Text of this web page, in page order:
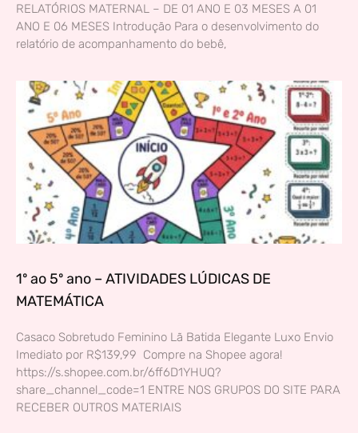
RELATÓRIOS MATERNAL – DE 01 ANO E 03 MESES A 01
ANO E 06 MESES Introdução Para o desenvolvimento do
relatório de acompanhamento do bebê,
1º ao 5º ano – ATIVIDADES LÚDICAS DE
MATEMÁTICA
Casaco Sobretudo Feminino Lã Batida Elegante Luxo Envio
Imediato por R$139,99 Compre na Shopee agora!
https://s.shopee.com.br/6ff6D1YHUQ?
share_channel_code=1 ENTRE NOS GRUPOS DO SITE PARA
RECEBER OUTROS MATERIAIS